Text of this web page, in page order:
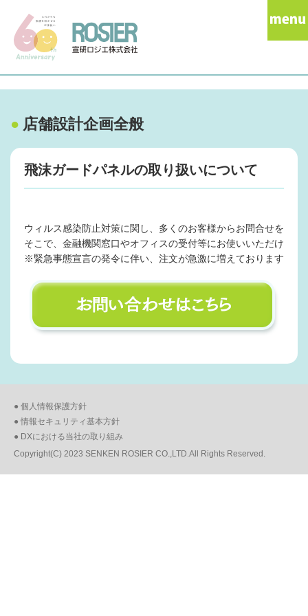
● 店舗設計企画全般
飛沫ガードパネルの取り扱いについて
ウィルス感染防止対策に関し、多くのお客様からお問合せをいた
そこで、金融機関窓口やオフィスの受付等にお使いいただける
※緊急事態宣言の発令に伴い、注文が急激に増えております。
● 個人情報保護方針
● 情報セキュリティ基本方針
● DXにおける当社の取り組み
Copyright(C) 2023 SENKEN ROSIER CO.,LTD.All Rights Reserved.